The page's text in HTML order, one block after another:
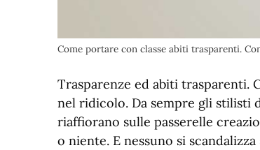
Come portare con classe abiti trasparenti.
Trasparenze ed abiti trasparenti.
nel ridicolo. Da sempre gli stilisti
riaffiorano sulle passerelle
o niente. E nessuno si